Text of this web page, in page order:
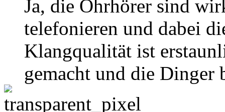
Ja, die Ohrhörer sind
telefonieren und dabei
Klangqualität ist
gemacht und die Dinger